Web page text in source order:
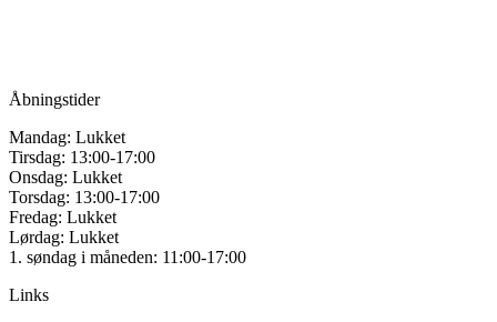
Åbningstider
Mandag: Lukket
Tirsdag: 13:00-17:00
Onsdag: Lukket
Torsdag: 13:00-17:00
Fredag: Lukket
Lørdag: Lukket
1. søndag i måneden: 11:00-17:00
Links